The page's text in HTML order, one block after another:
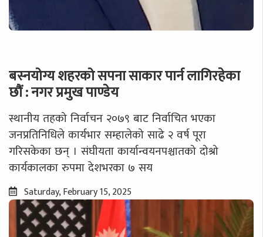
बस्नयोग्य शहरको सपना साकार पार्न लागिरहेका
छौं : नगर प्रमुख पाण्डेय
स्थानीय तहको निर्वाचन २०७९ बाट निर्वाचित भएका
जनप्रतिनिधिले कार्यभार सम्हालेको साढे २ वर्ष पूरा
गरिसकेका छन् । संघीयता कार्यान्वयनपश्चातको दोश्रो
कार्यकालका रुपमा देशभरका ७ सय
Saturday, February 15, 2025